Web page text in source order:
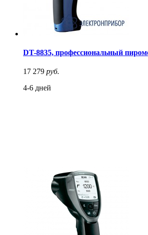
DT-8835, профессиональный
17 279 руб.
4-6 дней